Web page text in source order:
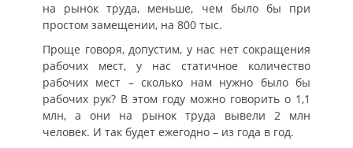
на рынок труда, меньше, чем было бы при
простом замещении, на 800 тыс.
Проще говоря, допустим, у нас нет сокращения
рабочих мест, у нас статичное количество
рабочих мест – сколько нам нужно было бы
рабочих рук? В этом году можно говорить о 1,1
млн, а они на рынок труда вывели 2 млн
человек. И так будет ежегодно – из года в год.